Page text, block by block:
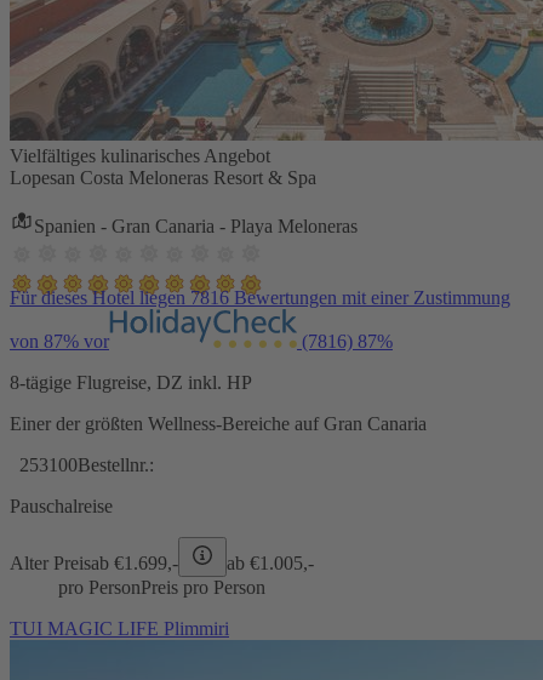
Vielfältiges kulinarisches Angebot
Lopesan Costa Meloneras Resort & Spa
Spanien - Gran Canaria - Playa Meloneras
Für dieses Hotel liegen 7816 Bewertungen mit einer Zustimmung
von 87% vor (7816) 87%
8-tägige Flugreise, DZ inkl. HP
Einer der größten Wellness-Bereiche auf Gran Canaria
253100Bestellnr.:
Pauschalreise
Alter Preisab €1.699,- ab €1.005,-
pro PersonPreis pro Person
TUI MAGIC LIFE Plimmiri